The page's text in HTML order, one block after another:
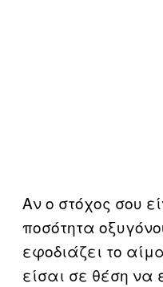
Αν ο στόχος σου
ποσότητα
εφοδιάζει το
είσαι σε θέση να